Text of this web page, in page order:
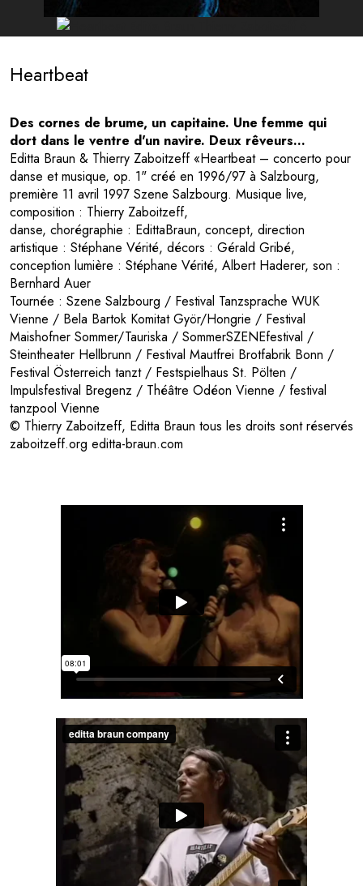
Heartbeat
Des cornes de brume, un capitaine. Une femme qui
dort dans le ventre d'un navire. Deux rêveurs...
Editta Braun & Thierry Zaboitzeff «Heartbeat – concerto pour
danse et musique, op. 1" créé en 1996/97 à Salzbourg,
première 11 avril 1997 Szene Salzbourg. Musique live,
composition : Thierry Zaboitzeff,
danse, chorégraphie : EdittaBraun, concept, direction
artistique : Stéphane Vérité, décors : Gérald Gribé,
conception lumière : Stéphane Vérité, Albert Haderer, son :
Bernhard Auer
Tournée : Szene Salzbourg / Festival Tanzsprache WUK
Vienne / Bela Bartok Komitat Györ/Hongrie / Festival
Maishofner Sommer/Tauriska / SommerSZENEfestival /
Steintheater Hellbrunn / Festival Mautfrei Brotfabrik Bonn /
Festival Österreich tanzt / Festspielhaus St. Pölten /
Impulsfestival Bregenz / Théâtre Odéon Vienne / festival
tanzpool Vienne
© Thierry Zaboitzeff, Editta Braun tous les droits sont réservés
zaboitzeff.org editta-braun.com